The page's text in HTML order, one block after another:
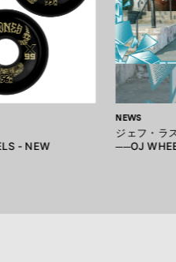
- NEW
NEWS
ジェフ・ラ
──OJ